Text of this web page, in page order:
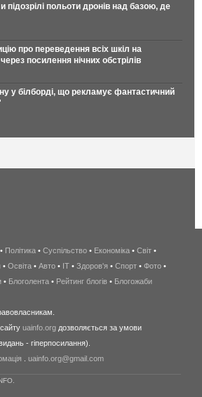
підозрілі польоти дронів над базою, де
про переведення всіх шкіл на
посилення нічних обстрілів
у білборді, що рекламує фантастичний
беспроводной
интернет
киев
wimax
в
• Політика • Суспільство • Економіка • Світ •
• Освіта • Авто • IT • Здоров'я • Спорт • Фото •
• Блоголента • Рейтинг блогів • Блогожаби
uainfo.org дозволяється за умови
- гіперпосилання).
uainfo.org@gmail.com